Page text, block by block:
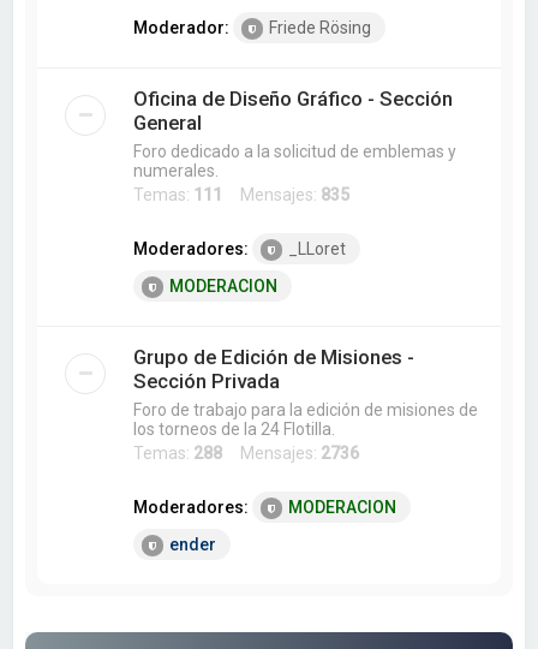
Moderador: Friede Rösing
Oficina de Diseño Gráfico - Sección
General
Foro dedicado a la solicitud de emblemas y
numerales.
Temas: 111 Mensajes: 835
Moderadores:
_LLoret
MODERACION
Grupo de Edición de Misiones -
Sección Privada
Foro de trabajo para la edición de misiones de
los torneos de la 24 Flotilla.
Temas: 288 Mensajes: 2736
Moderadores:
MODERACION
ender